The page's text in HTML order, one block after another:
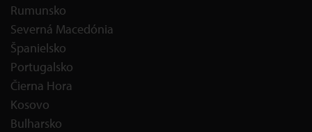
Rumunsko
Severná Macedónia
Španielsko
Portugalsko
Čierna Hora
Kosovo
Bulharsko